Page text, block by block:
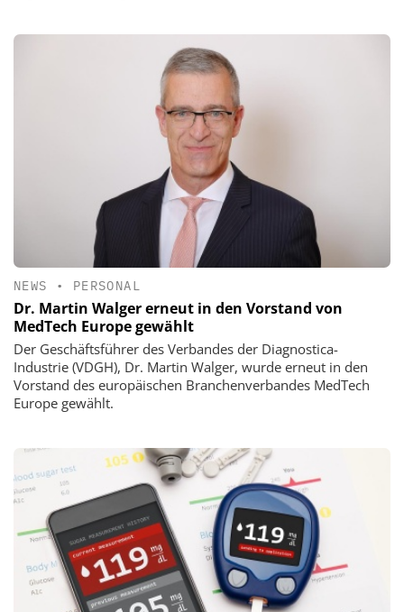
NEWS • PERSONAL
Dr. Martin Walger erneut in den Vorstand von
MedTech Europe gewählt
Der Geschäftsführer des Verbandes der Diagnostica-
Industrie (VDGH), Dr. Martin Walger, wurde erneut in den
Vorstand des europäischen Branchenverbandes MedTech
Europe gewählt.